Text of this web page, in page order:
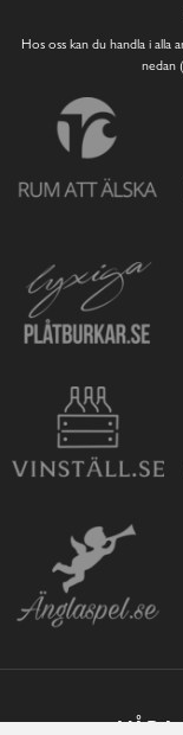
Hos oss kan du handla i alla
nedan
VÅRA